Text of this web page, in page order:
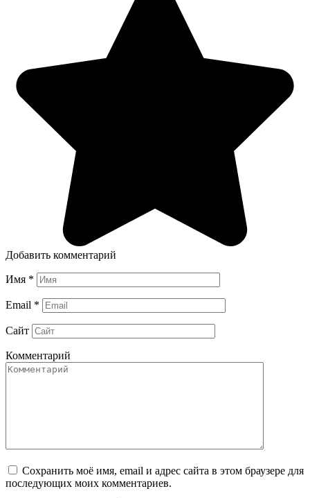
Добавить комментарий
Имя *
Email *
Сайт
Комментарий
Сохранить моё имя, email и адрес сайта в этом браузере для
последующих моих комментариев.